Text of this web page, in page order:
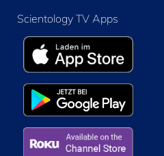
Scientology TV Apps